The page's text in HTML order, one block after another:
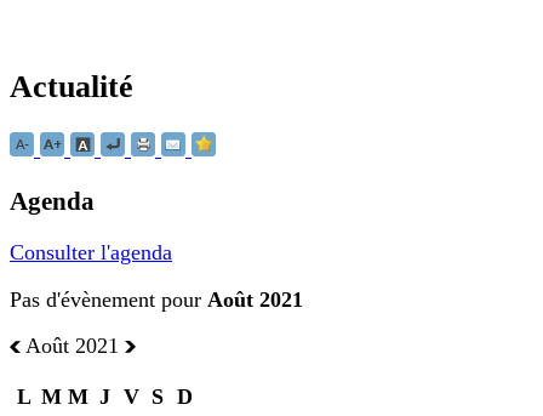
Actualité
Agenda
Consulter l'agenda
Pas d'évènement pour Août 2021
Août 2021
L M M J V S D